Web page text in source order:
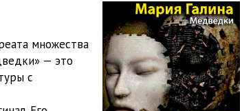
21:36
25:07
26:29
22:09
множества
— это
с